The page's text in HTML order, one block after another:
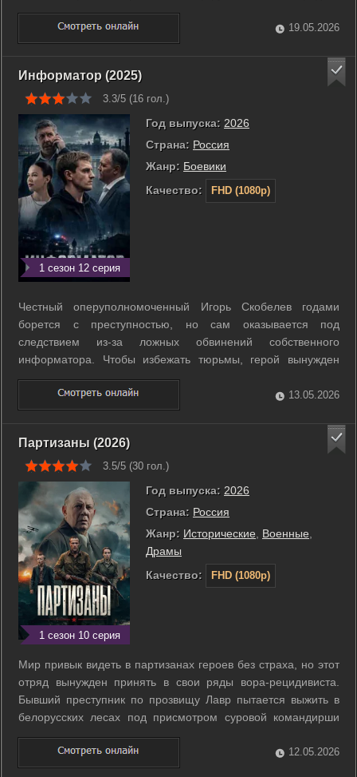
квартиру ради его освобождения и уходит к другому
мужчине. Вернувшись на свободу, герой вынужден начинать
жизнь с нуля в условиях ...
19.05.2026
Информатор (2025)
3.3/5 (16 гол.)
1 сезон 12 серия
Год выпуска: 2026
Страна: Россия
Жанр: Боевики
Качество:
FHD (1080p)
Честный оперуполномоченный Игорь Скобелев годами
борется с преступностью, но сам оказывается под
следствием из-за ложных обвинений собственного
информатора. Чтобы избежать тюрьмы, герой вынужден
принять предложение влиятельного начальника и стать
тайным агентом внутри элитного подразделения. Теперь он
внедряется в систему, где коррупция проросла в ...
13.05.2026
Партизаны (2026)
3.5/5 (30 гол.)
1 сезон 10 серия
Год выпуска: 2026
Страна: Россия
Жанр: Исторические Военные
Драмы
Качество:
FHD (1080p)
Мир привык видеть в партизанах героев без страха, но этот
отряд вынужден принять в свои ряды вора-рецидивиста.
Бывший преступник по прозвищу Лавр пытается выжить в
белорусских лесах под присмотром суровой командирши
Виктории Дегтяренко. Товарищи по оружию смотрят на него
с подозрением и ждут предательства в любой момент. Всё
меняется, когда отряд ...
12.05.2026